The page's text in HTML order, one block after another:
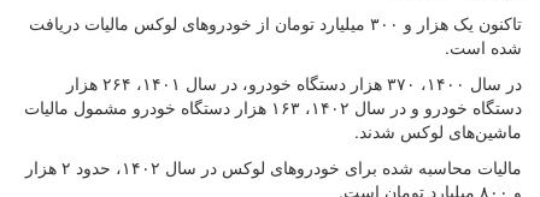
تاکنون یک هزار و ۳۰۰ میلیارد تومان از خودروهای لوکس مالیات دریافت
شده است.
در سال ۱۴۰۰، ۳۷۰ هزار دستگاه خودرو، در سال ۱۴۰۱، ۲۶۴ هزار
دستگاه خودرو و در سال ۱۴۰۲، ۱۶۳ هزار دستگاه خودرو مشمول مالیات
ماشین‌های لوکس شدند.
مالیات محاسبه شده برای خودروهای لوکس در سال ۱۴۰۲، حدود ۲ هزار